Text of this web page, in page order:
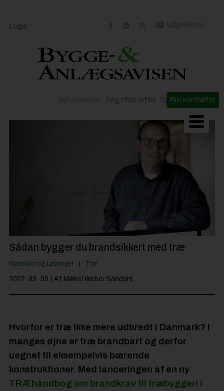
Login
Bliv kontaktet
Sådan bygger du brandsikkert med træ
Materialer og Løsninger Træ
2022-03-09 | Af Mikkel Weber Sandahl
Hvorfor er træ ikke mere udbredt i Danmark? I
manges øjne er træ brandbart og derfor
uegnet til eksempelvis bærende
konstruktioner. Med lanceringen af en ny
TRÆhåndbog om brandkrav til træbyggeri i